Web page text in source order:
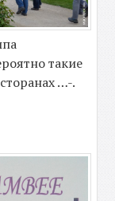
такие
…-.